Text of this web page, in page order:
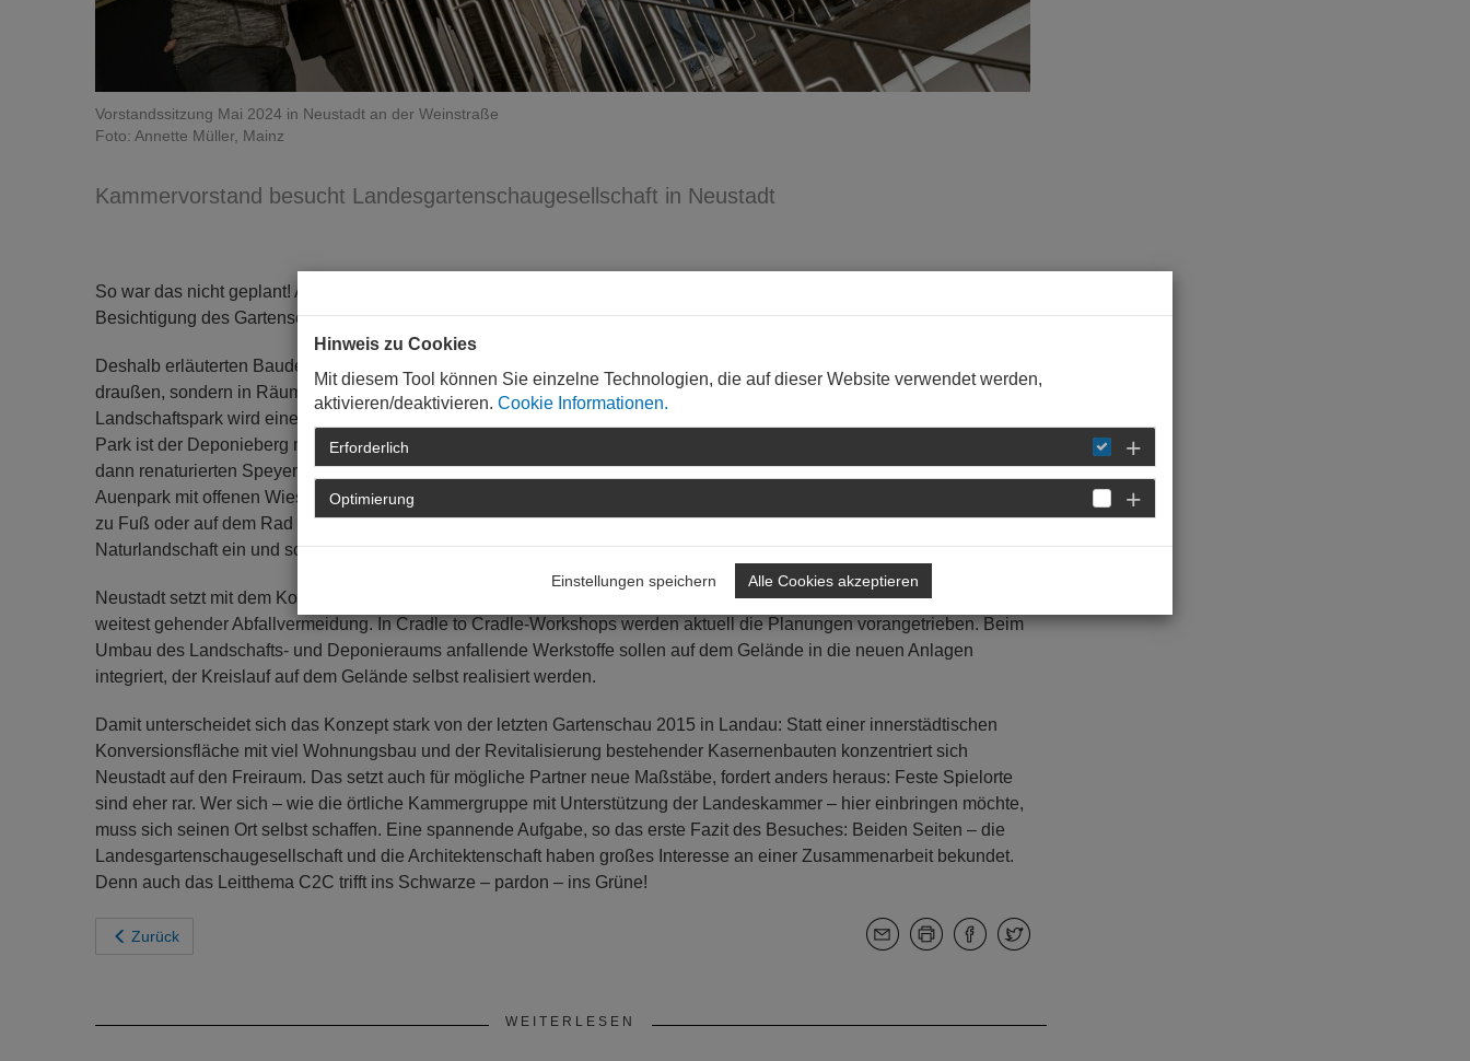
Vorstandssitzung Mai 2024 in Neustadt an der Weinstraße
Foto: Annette Müller, Mainz
Kammervorstand besucht Landesgartenschaugesellschaft in Neustadt
So war das nicht geplant! Als der Kammervorstand mit seiner Maisitzung nach Neustadt kam, stand eigentlich eine
Besichtigung des Gartenschaugeländes auf dem Programm. Stattdessen war Weltuntergang – jedenfalls ein bisschen.
Deshalb erläuterten Baudezernent Bernhard Adams und Landesgartenschaugeschäftsführer Tobias Dreher nicht
draußen, sondern in Räumen der Gartenschau GmbH Hintergrund und Stand der Planungen: Der neu entstehende
Landschaftspark wird eine grüne Brücke zwischen der Altstadt und dem Ordenswald bilden. Östlicher Ankerpunkt im
Park ist der Deponieberg mit Aussicht. Zu seinen Füßen entsteht eine Sportlandschaft. Begrenzt wird das Gelände vom
dann renaturierten Speyerbach im Süden und dem Rehbach im Norden. Zwischen den beiden Bächen spannt sich der
Auenpark mit offenen Wiesen und Waldflächen. Der neue Hauptweg verläuft entlang des Speyerbachs und ermöglicht,
zu Fuß oder auf dem Rad entspannt und sicher mobil zu sein. Die kleineren Wege fügen sich sensibel in die
Naturlandschaft ein und schaffen neue Verbindungen zwischen bislang eher isolierten Stadtteilen.
Neustadt setzt mit dem Konzept „Sprung ins Grüne“ für das Aktionsjahr 2027 auf die Entwicklung des Freiraumes bei
weitest gehender Abfallvermeidung. In Cradle to Cradle-Workshops werden aktuell die Planungen vorangetrieben. Beim
Umbau des Landschafts- und Deponieraums anfallende Werkstoffe sollen auf dem Gelände in die neuen Anlagen
integriert, der Kreislauf auf dem Gelände selbst realisiert werden.
Damit unterscheidet sich das Konzept stark von der letzten Gartenschau 2015 in Landau: Statt einer innerstädtischen
Konversionsfläche mit viel Wohnungsbau und der Revitalisierung bestehender Kasernenbauten konzentriert sich
Neustadt auf den Freiraum. Das setzt auch für mögliche Partner neue Maßstäbe, fordert anders heraus: Feste Spielorte
sind eher rar. Wer sich – wie die örtliche Kammergruppe mit Unterstützung der Landeskammer – hier einbringen möchte,
muss sich seinen Ort selbst schaffen. Eine spannende Aufgabe, so das erste Fazit des Besuches: Beiden Seiten – die
Landesgartenschaugesellschaft und die Architektenschaft haben großes Interesse an einer Zusammenarbeit bekundet.
Denn auch das Leitthema C2C trifft ins Schwarze – pardon – ins Grüne!
Zurück
WEITERLESEN
Hinweis zu Cookies
Mit diesem Tool können Sie einzelne Technologien, die auf dieser Website verwendet werden,
aktivieren/deaktivieren. Cookie Informationen.
Erforderlich
Optimierung
Einstellungen speichern Alle Cookies akzeptieren